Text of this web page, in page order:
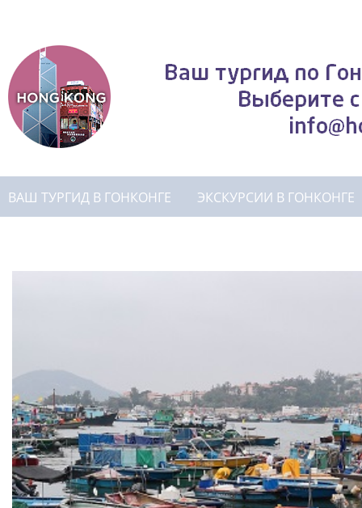
ВАШ ТУРГИД В ГОНКОНГЕ ЭКСКУРСИИ В ГОНКОНГЕ